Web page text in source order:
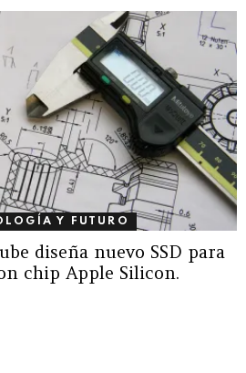
Y FUTURO
diseña nuevo SSD para
chip Apple Silicon.